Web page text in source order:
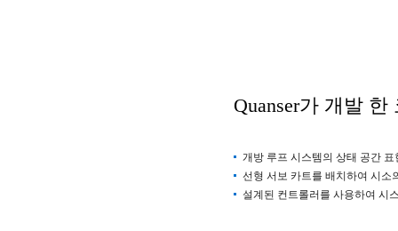
Quanser가 개발 한
개방 루프 시스템의 상태 공간 표
선형 서보 카트를 배치하여 시소
설계된 컨트롤러를 사용하여 시